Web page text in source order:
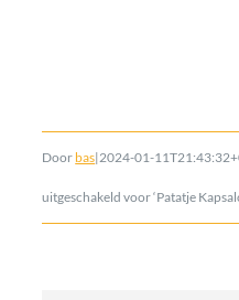
Door bas|2024-01-
uitgeschakeld voor ‘Patatje